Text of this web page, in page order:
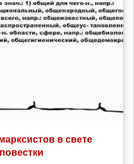
в свете